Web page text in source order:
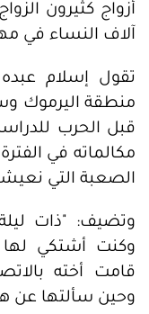
أزواج كثيرون
آلاف النساء في
منطقة اليرموك
قبل الحرب
مكالماته في
الصعبة التي
وتضيف: "ذات
وكنت أشتكي لها
قامت أخته
وحين سألتها عن